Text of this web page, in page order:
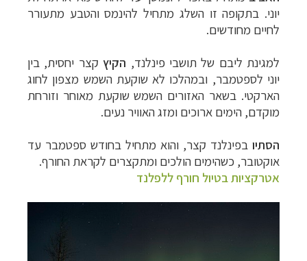
יוני. בתקופה זו השלג מתחיל להינמס והטבע מתעורר
לחיים מחודשים.
למגינת ליבם של תושבי פינלנד, הקיץ קצר יחסית, בין
יוני לספטמבר, ובמהלכו לא שוקעת השמש מצפון לחוג
הארקטי. בשאר האזורים השמש שוקעת מאוחר וזורחת
מוקדם, הימים ארוכים ומזג האוויר נעים.
הסתיו בפינלנד קצר, והוא מתחיל בחודש ספטמבר עד
אוקטובר, כשהימים הולכים ומתקצרים לקראת החורף.
אטרקציות בטיול חורף ללפלנד